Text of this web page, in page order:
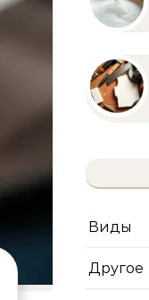
Виды
Другое